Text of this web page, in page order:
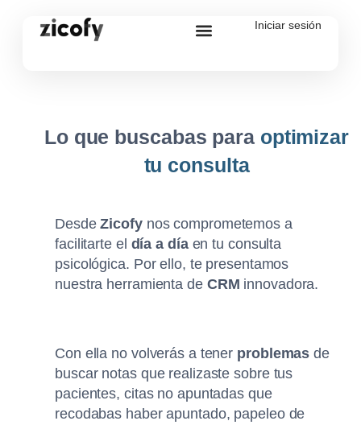
Iniciar sesión
Lo que buscabas para optimizar
tu consulta
DesdeZicofy nos comprometemos a
facilitarte el día a díaen tu consulta
psicológica. Por ello, te presentamos
nuestra herramienta de CRM innovadora.
Con ella no volverás a tener problemasde
buscar notas que realizaste sobre tus
pacientes, citas no apuntadas que
recodabas haber apuntado, papeleo de